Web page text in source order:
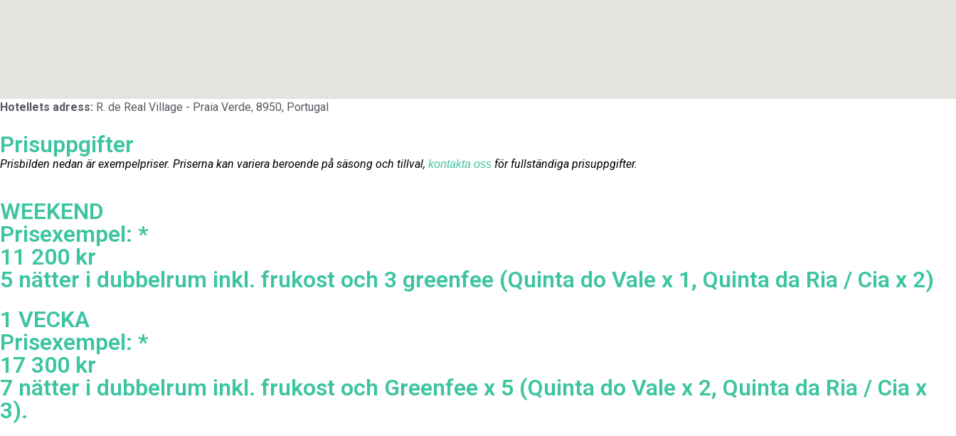
Hotellets adress: R. de Real Village - Praia Verde, 8950, Portugal
Prisuppgifter
Prisbilden nedan är exempelpriser. Priserna kan variera beroende på säsong och tillval, kontakta oss för fullständiga prisuppgifter.
WEEKEND
Prisexempel: *
11 200 kr
5 nätter i dubbelrum inkl. frukost och 3 greenfee (Quinta do Vale x 1, Quinta da Ria / Cia x 2)
1 VECKA
Prisexempel: *
17 300 kr
7 nätter i dubbelrum inkl. frukost och Greenfee x 5 (Quinta do Vale x 2, Quinta da Ria / Cia x
3).